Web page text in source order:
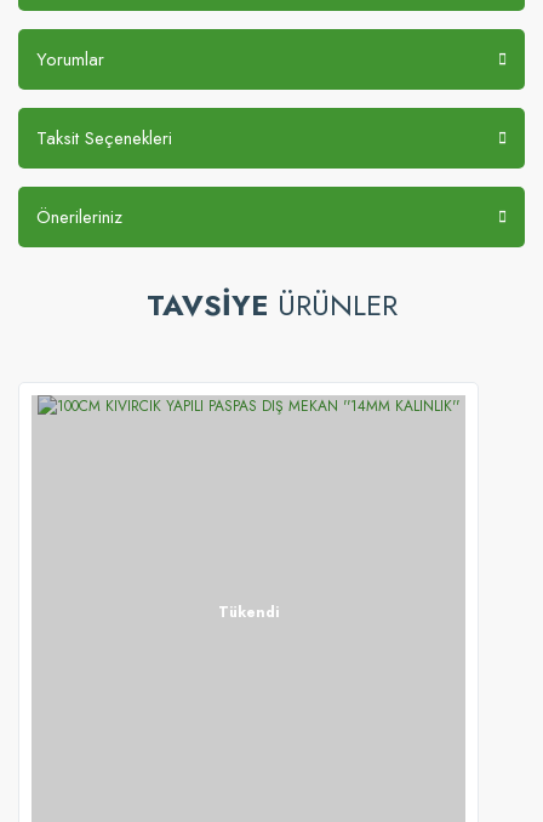
Yorumlar
Taksit Seçenekleri
Önerileriniz
TAVSİYE ÜRÜNLER
Tükendi